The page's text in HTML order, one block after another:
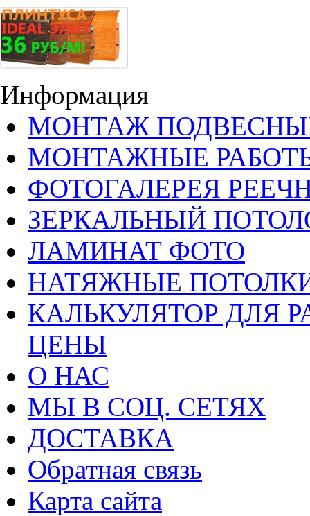
Информация
МОНТАЖ ПОДВЕСНЫХ
МОНТАЖНЫЕ
ФОТОГАЛЕРЕЯ
ЗЕРКАЛЬНЫЙ
ЛАМИНАТ ФОТО
НАТЯЖНЫЕ
КАЛЬКУЛЯТОР ДЛЯ
ЦЕНЫ
О НАС
МЫ В СОЦ. СЕТЯХ
ДОСТАВКА
Обратная связь
Карта сайта